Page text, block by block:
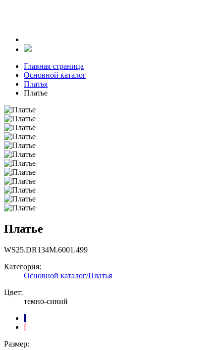
Главная страница
Основной каталог
Платья
Платье
Платье
WS25.DR134M.6001.499
Категория:
Основной каталог/Платья
Цвет:
темно-синий
Размер: